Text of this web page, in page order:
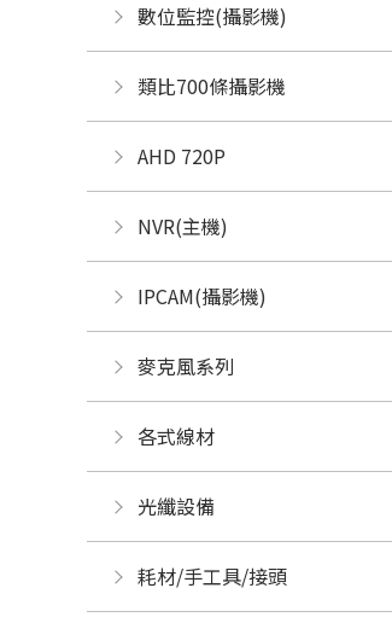
數位監控(攝影機)
類比700條攝影機
AHD 720P
NVR(主機)
IPCAM(攝影機)
麥克風系列
各式線材
光纖設備
耗材/手工具/接頭